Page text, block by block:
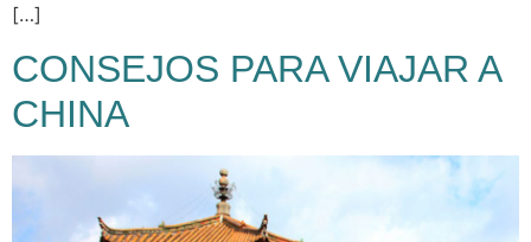
[…]
CONSEJOS PARA VIAJAR A
CHINA